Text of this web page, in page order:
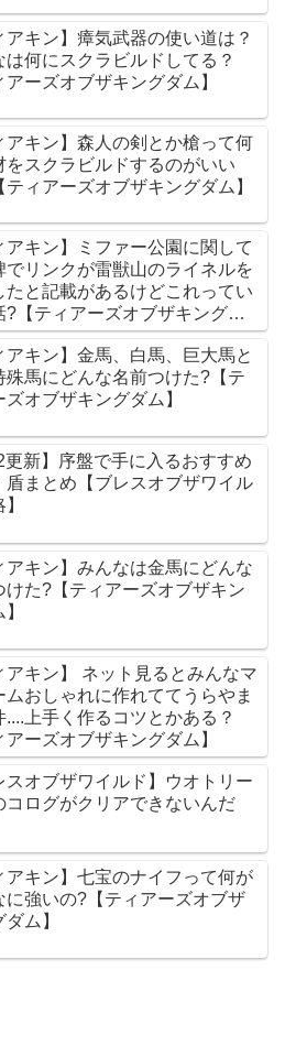
アキン】瘴気武器の使い道は？
は何にスクラビルドしてる？
アーズオブザキングダム】
アキン】森人の剣とか槍って何
をスクラビルドするのがいい
ティアーズオブザキングダム】
アキン】ミファー公園に関して
でリンクが雷獣山のライネルを
たと記載があるけどこれってい
?【ティアーズオブザキングダ
アキン】金馬、白馬、巨大馬と
殊馬にどんな名前つけた?【テ
ズオブザキングダム】
更新】序盤で手に入るおすすめ
盾まとめ【ブレスオブザワイル
アキン】みんなは金馬にどんな
けた?【ティアーズオブザキン
アキン】 ネット見るとみんなマ
ムおしゃれに作れててうらやま
....上手く作るコツとかある？
アーズオブザキングダム】
スオブザワイルド】ウオトリー
コログがクリアできないんだ
アキン】七宝のナイフって何が
に強いの?【ティアーズオブザ
ム】